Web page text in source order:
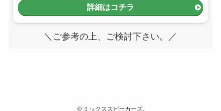
詳細はコチラ
＼ご参考の上、ご検討下さい。／
©ミックススピーカーズ.